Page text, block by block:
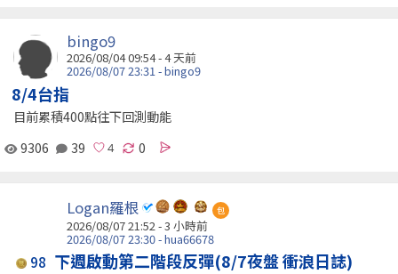
bingo9
2026/08/04 09:54 - 4 天前
2026/08/07 23:31 - bingo9
8/4台指
目前累積400點往下回測動能
9306
39 0
Logan羅根 包
2026/08/07 21:52 -3 小時前
2026/08/07 23:30 - hua66678
98 下週啟動第二階段反彈(8/7夜盤 衝浪日誌)